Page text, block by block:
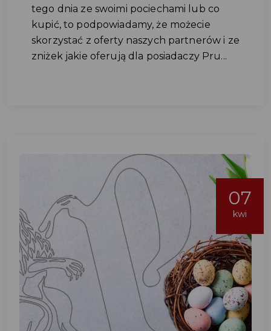
tego dnia ze swoimi pociechami lub co
kupić, to podpowiadamy, że możecie
skorzystać z oferty naszych partnerów i ze
zniżek jakie oferują dla posiadaczy Pru...
07
kwi